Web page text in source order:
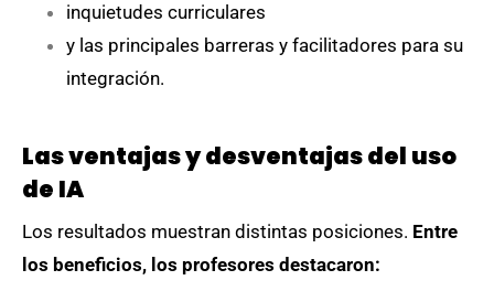
inquietudes curriculares
y las principales barreras y facilitadores para su
integración.
Las ventajas y desventajas del uso
de IA
Los resultados muestran distintas posiciones. Entre
los beneficios, los profesores destacaron: